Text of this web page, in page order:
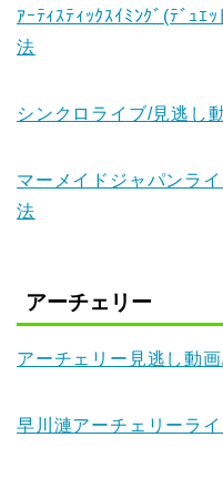
ｱｰﾃｨｽﾃｨｯｸｽｲﾐﾝｸﾞ(ﾃﾞｭｴ
法
シンクロライブ/見逃し
マーメイドジャパンラ
法
アーチェリー
アーチェリー見逃し動
早川漣アーチェリーラ